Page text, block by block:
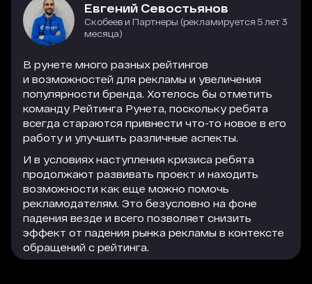
Евгений Севостьянов
Скобеев и Партнеры (рекламируется 5 лет 3
месяца)
В рунете много разных рейтингов
и возможностей для рекламы и увеличения
популярности бренда. Хотелось бы отметить
команду Рейтинга Рунета, поскольку ребята
всегда стараются привнести что-то новое в его
работу и улучшить различные аспекты.
И в условиях наступления кризиса ребята
продолжают развивать проект и находить
возможности как еще можно помочь
рекламодателям. Это безусловно на фоне
падения везде и всего позволяет снизить
эффект от падения рынка рекламы в контексте
обращений с рейтинга.